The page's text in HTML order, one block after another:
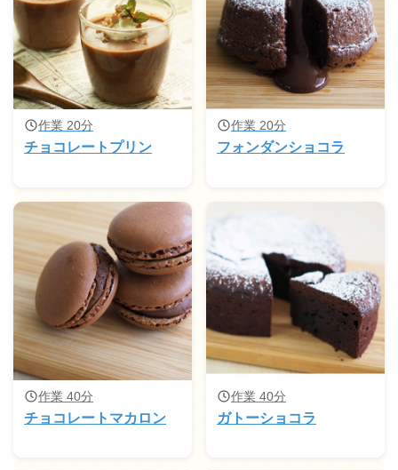
作業 20分
チョコレートプリン
作業 20分
フォンダンショコラ
作業 40分
チョコレートマカロン
作業 40分
ガトーショコラ